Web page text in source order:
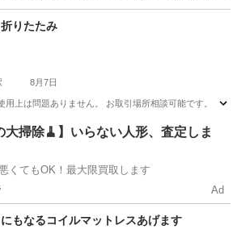
駅 テーブル
りたたみ
8月7日
上は問題ありません。 お取引場所相談可能です。
駅 椅子 折りたたみ
大掃除🧹】いらない人形、査定しま
くてもOK！最大限買取します
Ad
もなるコイルマットレスあげます